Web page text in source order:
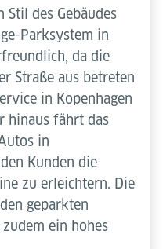
des Gebäudes
Parksystem in
da die
Straße aus betreten
in Kopenhagen
hinaus fährt das
in
Kunden die
zu erleichtern. Die
geparkten
ein hohes